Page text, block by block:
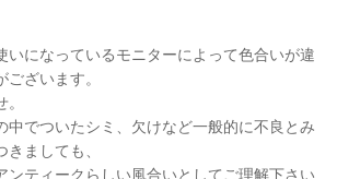
いになっているモニターによって色合いが違
ございます。
中でついたシミ、欠けなど一般的に不良とみ
ましても、
ンティークらしい風合いとしてご理解下さい